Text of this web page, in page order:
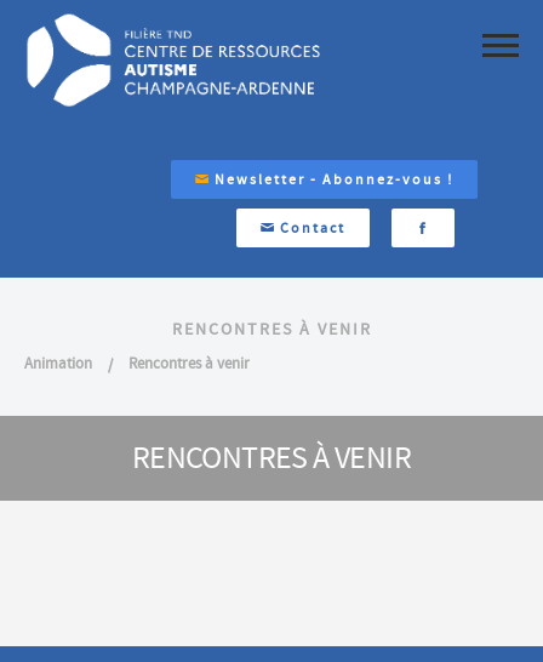
Newsletter - Abonnez-vous !
Contact
RENCONTRES À VENIR
Animation Rencontres à venir
RENCONTRES À VENIR